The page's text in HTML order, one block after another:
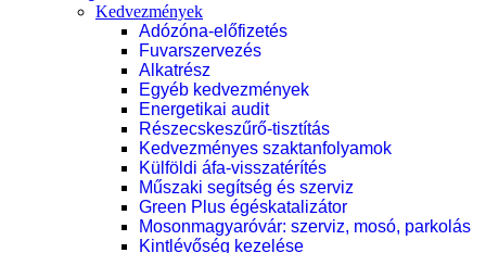
Kedvezmények
Adózóna-előfizetés
Fuvarszervezés
Alkatrész
Egyéb kedvezmények
Energetikai audit
Részecskeszűrő-tisztítás
Kedvezményes szaktanfolyamok
Külföldi áfa-visszatérítés
Műszaki segítség és szerviz
Green Plus égéskatalizátor
Mosonmagyaróvár: szerviz, mosó, parkolás
Kintlévőség kezelése